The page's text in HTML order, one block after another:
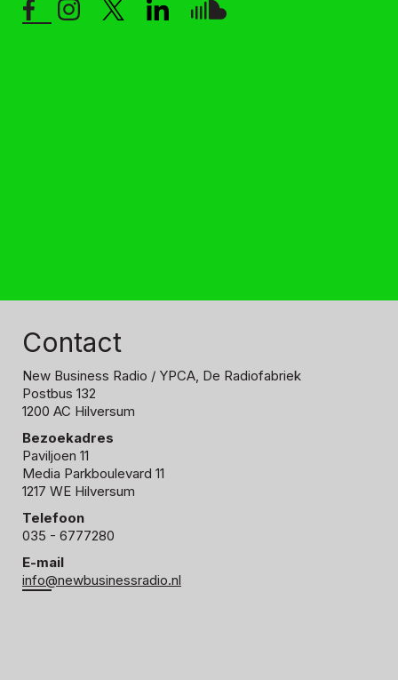
Contact
New Business Radio / YPCA, De Radiofabriek
Postbus 132
1200 AC Hilversum
Bezoekadres
Paviljoen 11
Media Parkboulevard 11
1217 WE Hilversum
Telefoon
035 - 6777280
E-mail
info@newbusinessradio.nl